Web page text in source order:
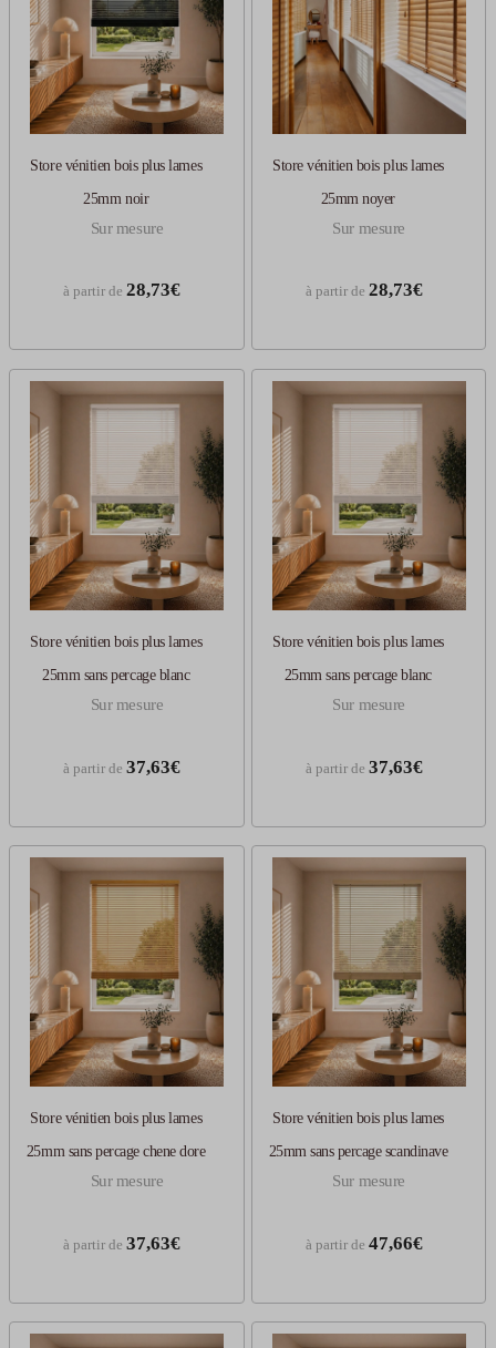
Store vénitien bois plus lames
25mm noir
Sur mesure
à partir de 28,73€
Store vénitien bois plus lames
25mm noyer
Sur mesure
à partir de 28,73€
Store vénitien bois plus lames
25mm sans percage blanc
Sur mesure
à partir de 37,63€
Store vénitien bois plus lames
25mm sans percage blanc
Sur mesure
à partir de 37,63€
Store vénitien bois plus lames
25mm sans percage chene dore
Sur mesure
à partir de 37,63€
Store vénitien bois plus lames
25mm sans percage scandinave
Sur mesure
à partir de 47,66€